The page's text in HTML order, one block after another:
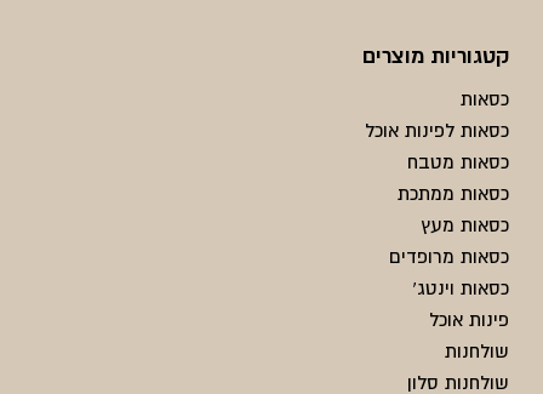
קטגוריות מוצרים
כסאות
כסאות לפינות אוכל
כסאות מטבח
כסאות ממתכת
כסאות מעץ
כסאות מרופדים
כסאות וינטג'
פינות אוכל
שולחנות
שולחנות סלון